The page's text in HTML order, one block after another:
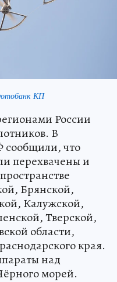
КП
России
В
сообщили, что
перехвачены и
Брянской,
Калужской,
Тверской,
области,
края.
над
морей.